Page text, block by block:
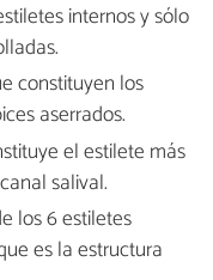
internos y sólo
constituyen los
aserrados.
el estilete más
salival.
los 6 estiletes
es la estructura